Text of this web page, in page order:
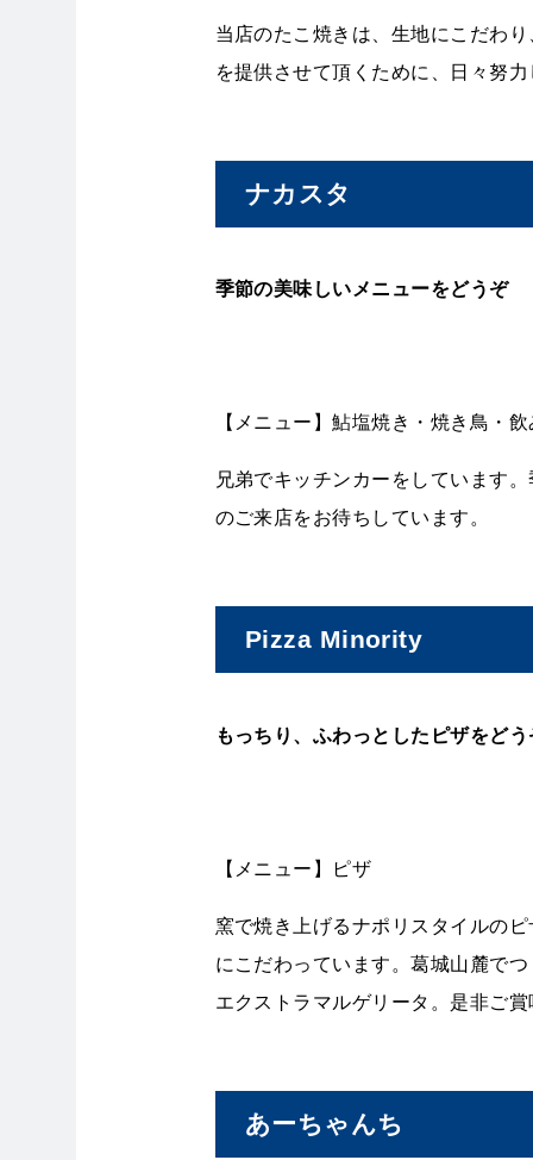
当店のたこ焼きは、生地にこだわ
を提供させて頂くために、日々努
ナカスタ
季節の美味しいメニューをどうぞ
【メニュー】鮎塩焼き・焼き鳥・
兄弟でキッチンカーをしています
のご来店をお待ちしています。
Pizza Minority
もっちり、ふわっとしたピザをどう
【メニュー】ピザ
窯で焼き上げるナポリスタイルの
にこだわっています。葛城山麓で
エクストラマルゲリータ。是非ご
あーちゃんち